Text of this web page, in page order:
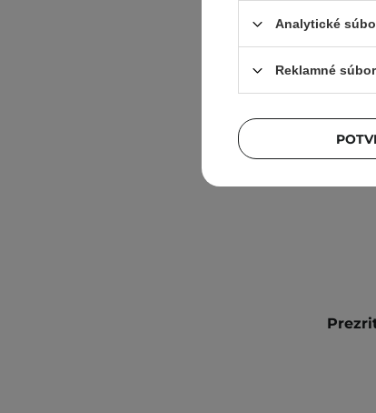
Analytické
Reklamné